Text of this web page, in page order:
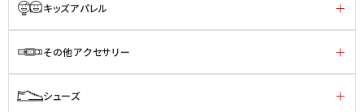
キッズアパレル
その他アクセサリー
シューズ